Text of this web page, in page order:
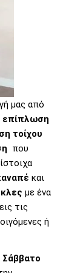
μας από
επίπλωση
τοίχου
που
και
με ένα
τις
ή
Σάββατο